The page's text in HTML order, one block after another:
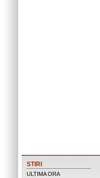
STIRI
ULTIMA ORA